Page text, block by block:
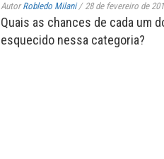
AutorRobledo Milani / 28 de fevereiro de
Quais as chances de cada um
esquecido nessa categoria?